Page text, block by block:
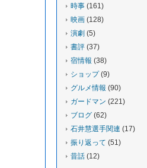
時事 (161)
映画 (128)
演劇 (5)
書評 (37)
宿情報 (38)
ショップ(9)
グルメ情報 (90)
ガードマン (221)
ブログ (62)
石井慧選手関連 (17)
振り返って (51)
昔話 (12)